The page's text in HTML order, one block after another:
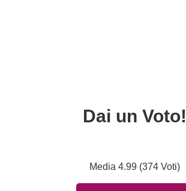
Dai un Voto!
Media 4.99 (374 Voti)